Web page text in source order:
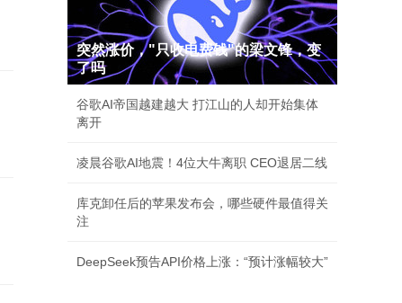
突然涨价，"只收电费钱"的梁文锋，变
了吗
谷歌AI帝国越建越大 打江山的人却开始集体
离开
凌晨谷歌AI地震！4位大牛离职 CEO退居二线
库克卸任后的苹果发布会，哪些硬件最值得关
注
DeepSeek预告API价格上涨：“预计涨幅较大”